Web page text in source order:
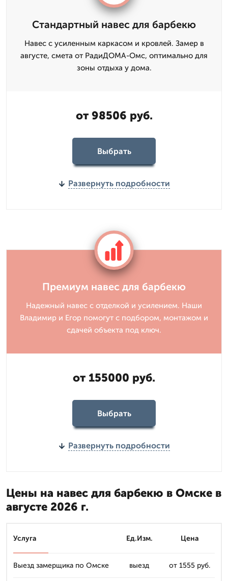
Стандартный навес для барбекю
Навес с усиленным каркасом и кровлей. Замер в
августе, смета от РадиДОМА-Омс, оптимально для
зоны отдыха у дома.
от 98506 руб.
Выбрать
Развернуть подробности
Премиум навес для барбекю
Надежный навес с отделкой и усилением. Наши
Владимир и Егор помогут с подбором, монтажом и
сдачей объекта под ключ.
от 155000 руб.
Выбрать
Развернуть подробности
Цены на навес для барбекю в Омске в
августе 2026 г.
Услуга Ед.Изм. Цена
Выезд замерщика по Омске выезд от 1555 руб.